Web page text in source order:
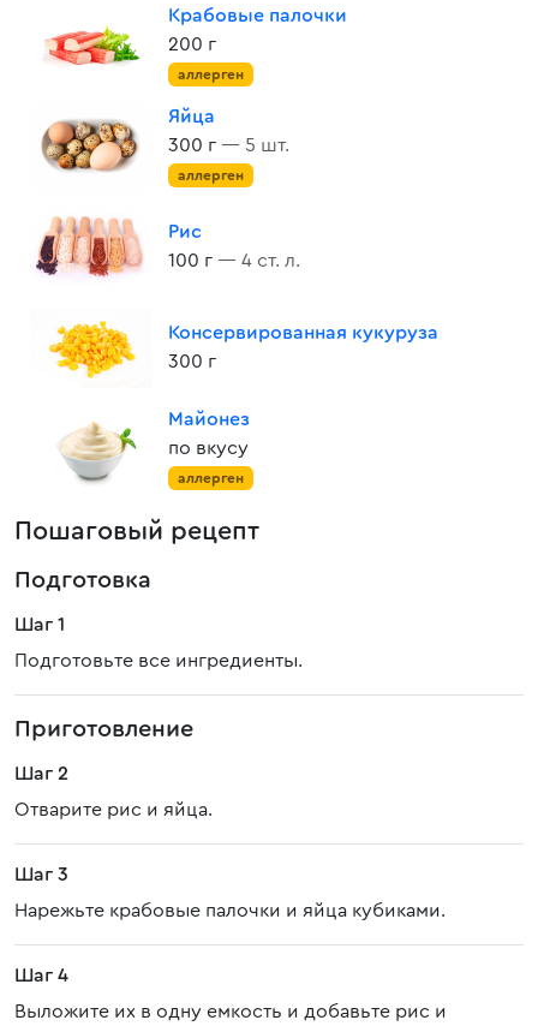
Крабовые палочки
200 г
аллерген
Яйца
300 г — 5 шт.
аллерген
Рис
100 г — 4 ст. л.
Консервированная кукуруза
300 г
Майонез
по вкусу
аллерген
Пошаговый рецепт
Подготовка
Шаг 1
Подготовьте все ингредиенты.
Приготовление
Шаг 2
Отварите рис и яйца.
Шаг 3
Нарежьте крабовые палочки и яйца кубиками.
Шаг 4
Выложите их в одну емкость и добавьте рис и